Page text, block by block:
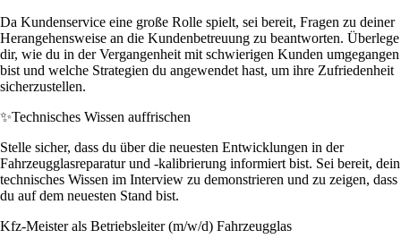
Da Kundenservice eine große Rolle spielt, sei bereit, Fragen zu deiner
Herangehensweise an die Kundenbetreuung zu beantworten. Überlege
dir, wie du in der Vergangenheit mit schwierigen Kunden umgegangen
bist und welche Strategien du angewendet hast, um ihre Zufriedenheit
sicherzustellen.
✨Technisches Wissen auffrischen
Stelle sicher, dass du über die neuesten Entwicklungen in der
Fahrzeugglasreparatur und -kalibrierung informiert bist. Sei bereit, dein
technisches Wissen im Interview zu demonstrieren und zu zeigen, dass
du auf dem neuesten Stand bist.
Kfz-Meister als Betriebsleiter (m/w/d) Fahrzeugglas